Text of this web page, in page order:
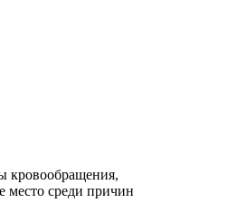
кровообращения,
место среди причин